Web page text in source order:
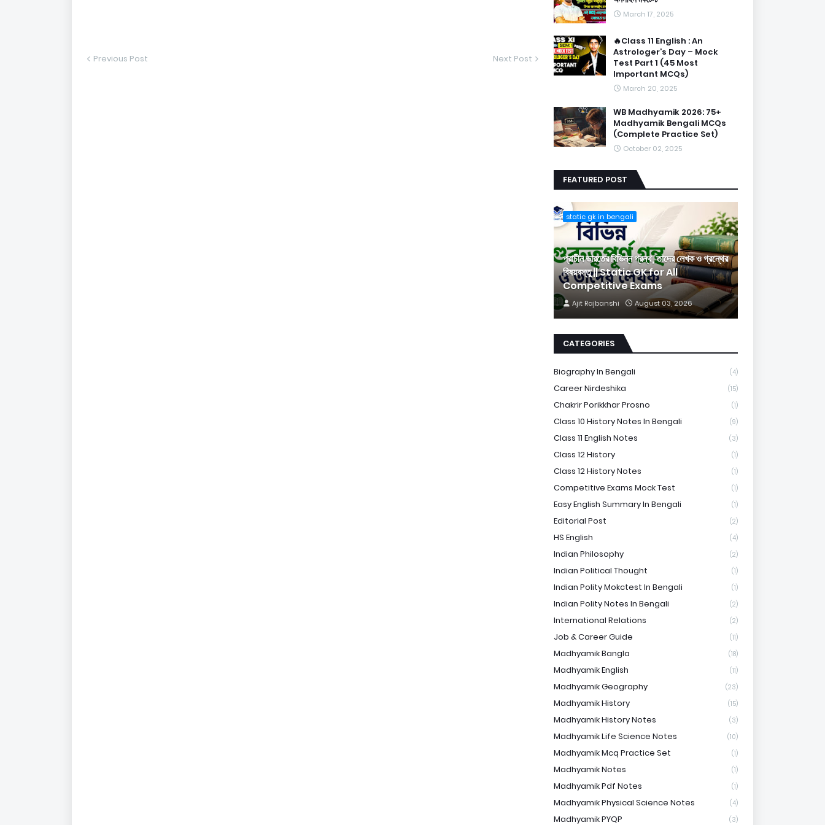
Previous Post Next Post
March 17, 2025
🔥Class 11 English : An
Astrologer’s Day – Mock
Test Part 1 (45 Most
Important MCQs)
March 20, 2025
WB Madhyamik 2026: 75+
Madhyamik Bengali MCQs
(Complete Practice Set)
October 02, 2025
FEATURED POST
static gk in bengali
প্রাচীন ভারতের বিভিন্ন গ্রন্থ, তাদের লেখক ও গ্রন্থের
বিষয়বস্তু || Static GK for All
Competitive Exams
Ajit Rajbanshi August 03, 2026
CATEGORIES
Biography In Bengali (4)
Career Nirdeshika (15)
Chakrir Porikkhar Prosno (1)
Class 10 History Notes In Bengali (9)
Class 11 English Notes (3)
Class 12 History (1)
Class 12 History Notes (1)
Competitive Exams Mock Test (1)
Easy English Summary In Bengali (1)
Editorial Post (2)
HS English (4)
Indian Philosophy (2)
Indian Political Thought (1)
Indian Polity Mokctest In Bengali (1)
Indian Polity Notes In Bengali (2)
International Relations (2)
Job & Career Guide (11)
Madhyamik Bangla (18)
Madhyamik English (11)
Madhyamik Geography (23)
Madhyamik History (15)
Madhyamik History Notes (3)
Madhyamik Life Science Notes (10)
Madhyamik Mcq Practice Set (1)
Madhyamik Notes (1)
Madhyamik Pdf Notes (1)
Madhyamik Physical Science Notes (4)
Madhyamik PYQP (3)